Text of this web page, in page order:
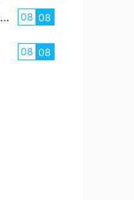
比特币c2c是什么意思啊多少钱 08 08
08 08